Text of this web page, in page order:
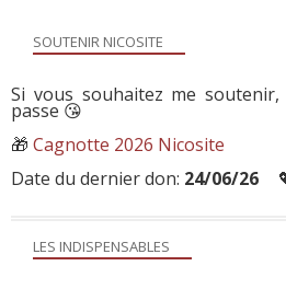
LES INDISPENSABLES
SOUTENIR NICOSITE
Si vous souhaitez me
passe 😘
🎁 Cagnotte 2026 Nicosite
Date du dernier don: 24/06/26